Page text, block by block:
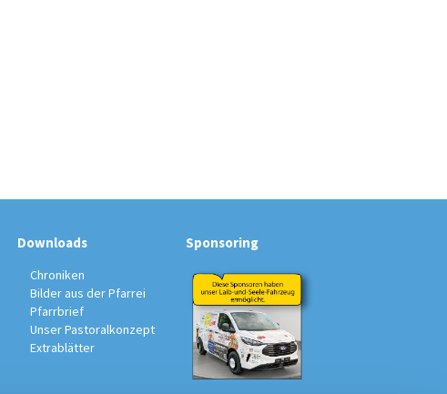
Downloads
Chroniken
Bilder aus der Pfarrei
Pfarrbrief
Unser Pastoralkonzept
Extrablätter
Sponsoring